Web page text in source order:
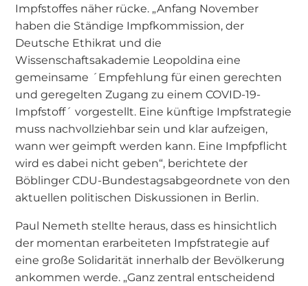
Impfstoffes näher rücke. „Anfang November
haben die Ständige Impfkommission, der
Deutsche Ethikrat und die
Wissenschaftsakademie Leopoldina eine
gemeinsame ´Empfehlung für einen gerechten
und geregelten Zugang zu einem COVID-19-
Impfstoff´ vorgestellt. Eine künftige Impfstrategie
muss nachvollziehbar sein und klar aufzeigen,
wann wer geimpft werden kann. Eine Impfpflicht
wird es dabei nicht geben“, berichtete der
Böblinger CDU-Bundestagsabgeordnete von den
aktuellen politischen Diskussionen in Berlin.
Paul Nemeth stellte heraus, dass es hinsichtlich
der momentan erarbeiteten Impfstrategie auf
eine große Solidarität innerhalb der Bevölkerung
ankommen werde. „Ganz zentral entscheidend